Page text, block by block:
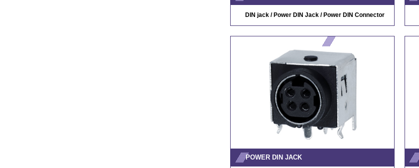
DIN jack / Power DIN Jack / Power DIN Connector
POWER DIN JACK